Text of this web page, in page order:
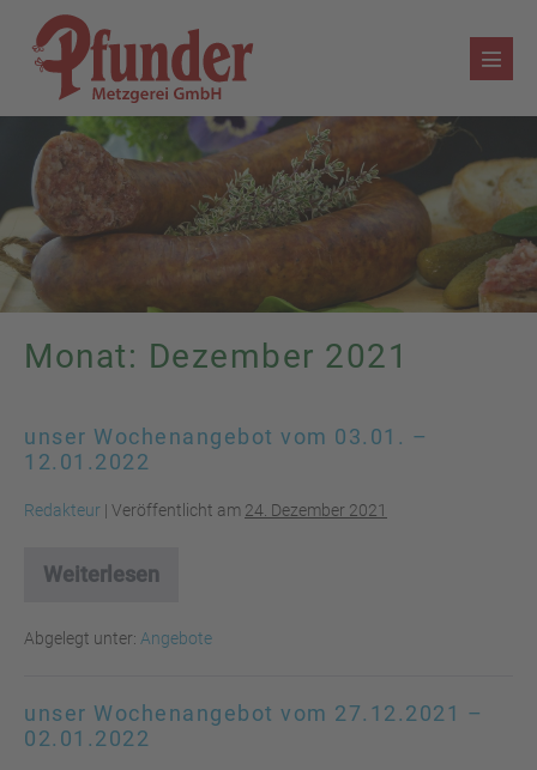
Inhalt
springen
Monat: Dezember 2021
unser Wochenangebot vom 03.01. –
12.01.2022
Redakteur | Veröffentlicht am 24. Dezember 2021
Weiterlesen
unser
vom
03.01.
Abgelegt unter: Angebote
unser Wochenangebot vom 27.12.2021 –
02.01.2022